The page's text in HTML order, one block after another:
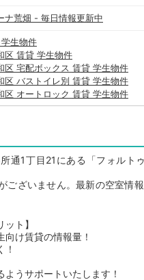
ナ荒畑 - 毎日情報更新中
生物件
区 賃貸 学生物件
区 宅配ボックス 賃貸 学生物件
区 バストイレ別 賃貸 学生物件
区 オートロック 賃貸 学生物件
通1丁目21にある「フォルト
ございません。最新の空室情
ト】
向け賃貸の情報量！
！
ようサポートいたします！